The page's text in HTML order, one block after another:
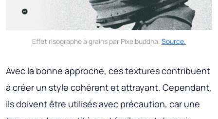
Effet risographe à grains par Pixelbuddha. Source.
Avec la bonne approche, ces textures contribuent
à créer un style cohérent et attrayant. Cependant,
ils doivent être utilisés avec précaution, car une